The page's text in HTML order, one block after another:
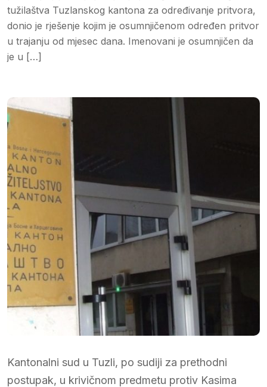
tužilaštva Tuzlanskog kantona za određivanje pritvora,
donio je rješenje kojim je osumnjičenom određen pritvor
u trajanju od mjesec dana. Imenovani je osumnjičen da
je u […]
Kantonalni sud u Tuzli, po sudiji za prethodni
postupak, u krivičnom predmetu protiv Kasima